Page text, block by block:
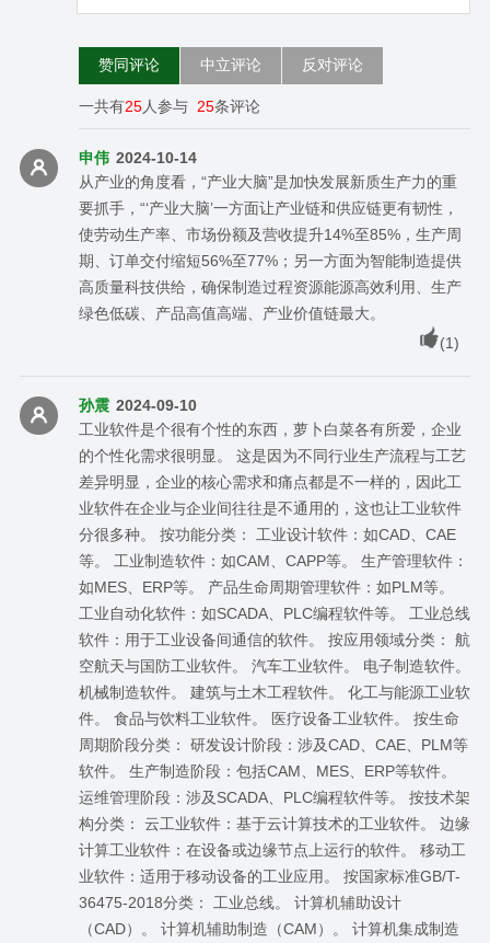
赞同评论 中立评论 反对评论
一共有25人参与 25条评论
申伟 2024-10-14
从产业的角度看，“产业大脑”是加快发展新质生产力的重
要抓手，“‘产业大脑’一方面让产业链和供应链更有韧性，
使劳动生产率、市场份额及营收提升14%至85%，生产周
期、订单交付缩短56%至77%；另一方面为智能制造提供
高质量科技供给，确保制造过程资源能源高效利用、生产
绿色低碳、产品高值高端、产业价值链最大。
(1)
孙震 2024-09-10
工业软件是个很有个性的东西，萝卜白菜各有所爱，企业
的个性化需求很明显。 这是因为不同行业生产流程与工艺
差异明显，企业的核心需求和痛点都是不一样的，因此工
业软件在企业与企业间往往是不通用的，这也让工业软件
分很多种。 按功能分类： 工业设计软件：如CAD、CAE
等。 工业制造软件：如CAM、CAPP等。 生产管理软件：
如MES、ERP等。 产品生命周期管理软件：如PLM等。
工业自动化软件：如SCADA、PLC编程软件等。 工业总线
软件：用于工业设备间通信的软件。 按应用领域分类： 航
空航天与国防工业软件。 汽车工业软件。 电子制造软件。
机械制造软件。 建筑与土木工程软件。 化工与能源工业软
件。 食品与饮料工业软件。 医疗设备工业软件。 按生命
周期阶段分类： 研发设计阶段：涉及CAD、CAE、PLM等
软件。 生产制造阶段：包括CAM、MES、ERP等软件。
运维管理阶段：涉及SCADA、PLC编程软件等。 按技术架
构分类： 云工业软件：基于云计算技术的工业软件。 边缘
计算工业软件：在设备或边缘节点上运行的软件。 移动工
业软件：适用于移动设备的工业应用。 按国家标准GB/T-
36475-2018分类： 工业总线。 计算机辅助设计
（CAD）。 计算机辅助制造（CAM）。 计算机集成制造